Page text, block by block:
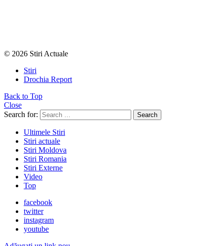
© 2026 Stiri Actuale
Stiri
Drochia Report
Back to Top
Close
Search for:
Search
Ultimele Stiri
Stiri actuale
Stiri Moldova
Stiri Romania
Stiri Externe
Video
Top
facebook
twitter
instagram
youtube